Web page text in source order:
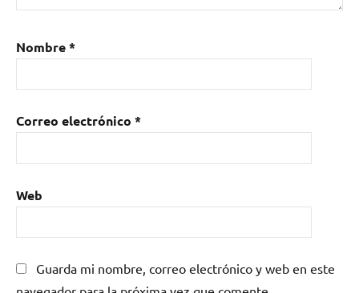
Nombre*
Correo electrónico *
Web
Guarda mi nombre, correo electrónico y web en este